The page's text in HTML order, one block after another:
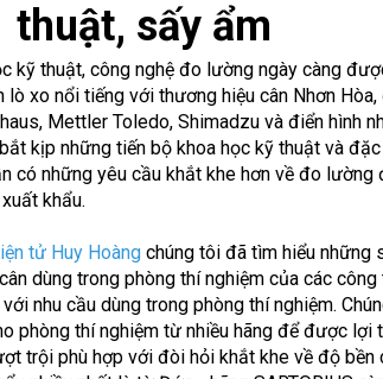
thuật, sấy ẩm
kỹ thuật, công nghệ đo lường ngày càng
lò xo nổi tiếng với thương hiệu cân Nhơn
Mettler Toledo, Shimadzu và điển hình
kịp những tiến bộ khoa học kỹ thuật và
có những yêu cầu khắt khe hơn về đo lường
khẩu.
tử Huy Hoàngchúng tôi đã tìm hiểu những
dùng trong phòng thí nghiệm của các
nhu cầu dùng trong phòng thí nghiệm.
phòng thí nghiệm từ nhiều hãng để được lợi
trội phù hợp với đòi hỏi khắt khe về độ